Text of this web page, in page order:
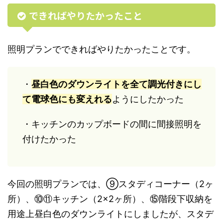
できればやりたかったこと
照明プランでできればやりたかったことです。
・ 昼白色のダウンライトを全て調光付きにし
て電球色にも変えれるようにしたかった
・キッチンのカップボードの間に間接照明を
付けたかった
今回の照明プランでは、⑨スタディコーナー（2ヶ
所）、⑩⑪キッチン（2×2ヶ所）、⑮階段下収納を
用途上昼白色のダウンライトにしましたが、スタデ